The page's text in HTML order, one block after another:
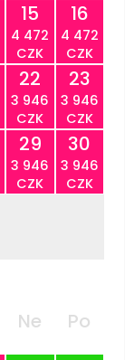
15
4 472
CZK
16
4 472
CZK
22
3 946
CZK
23
3 946
CZK
29
3 946
CZK
30
3 946
CZK
Ne
Po